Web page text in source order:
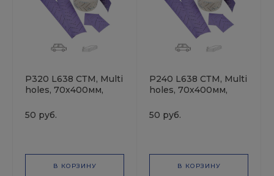
P320 L638 СТМ, Multi
holes, 70х400мм,
шлифовальная на
плёночной основе
50 руб.
В КОРЗИНУ
P240 L638 СТМ, Multi
holes, 70х400мм,
шлифовальная на
плёночной основе
50 руб.
В КОРЗИНУ